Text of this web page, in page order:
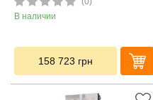
В наличии
158 723 грн